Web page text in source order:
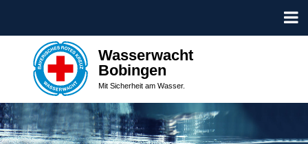
Wasserwacht
Bobingen
Mit Sicherheit am Wasser.